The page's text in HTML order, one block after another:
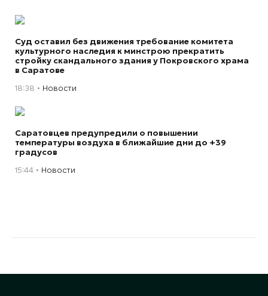
Суд оставил без движения требование комитета
культурного наследия к минстрою прекратить
стройку скандального здания у Покровского храма
в Саратове
18:38 Новости
Саратовцев предупредили о повышении
температуры воздуха в ближайшие дни до +39
градусов
15:44 Новости